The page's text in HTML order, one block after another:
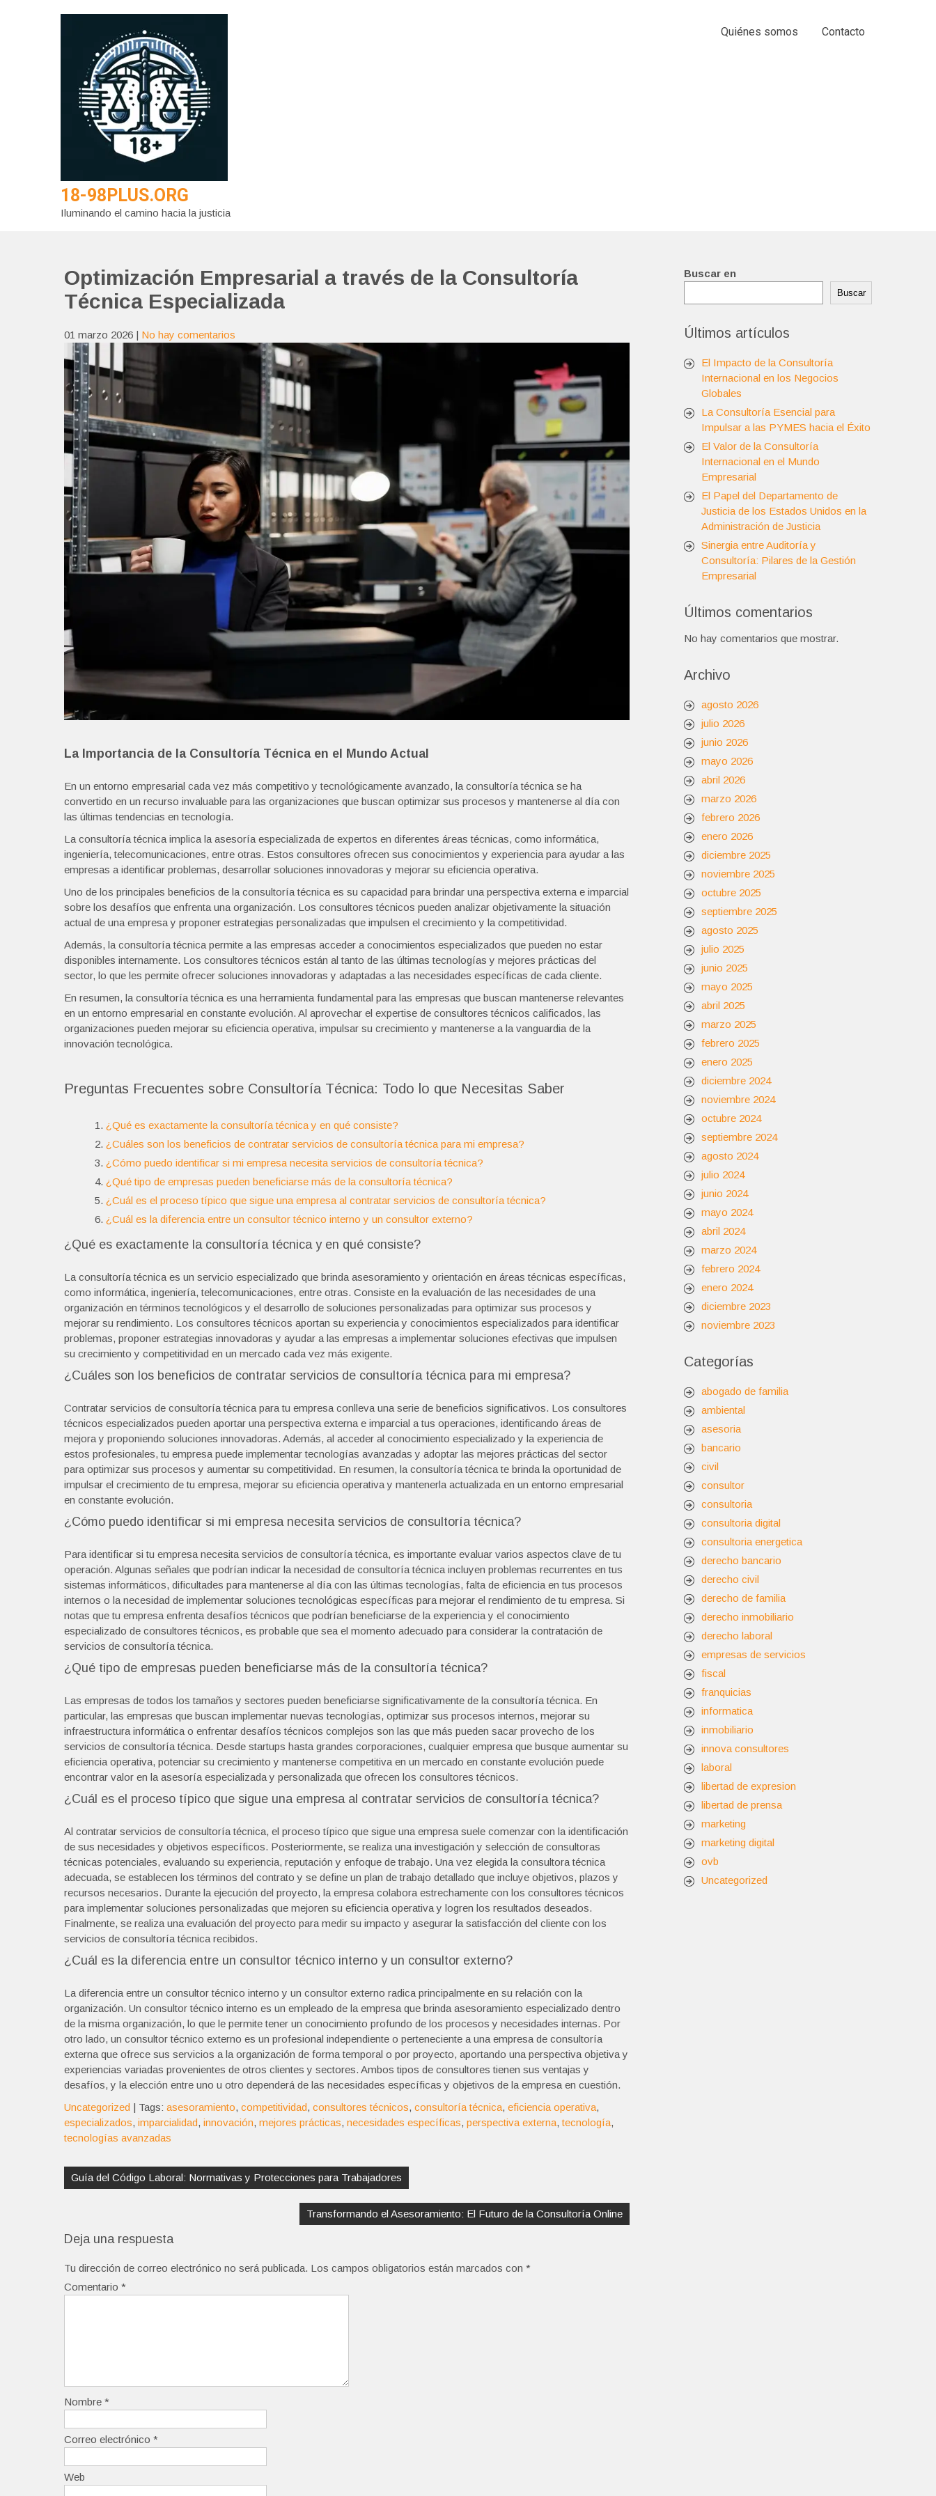
18-98PLUS.ORG
Iluminando el camino hacia la justicia
Quiénes somos Contacto
Optimización Empresarial a través de la Consultoría
Técnica Especializada
01 marzo 2026 | No hay comentarios
La Importancia de la Consultoría Técnica en el Mundo Actual
En un entorno empresarial cada vez más competitivo y tecnológicamente avanzado, la consultoría técnica se ha
convertido en un recurso invaluable para las organizaciones que buscan optimizar sus procesos y mantenerse al día con
las últimas tendencias en tecnología.
La consultoría técnica implica la asesoría especializada de expertos en diferentes áreas técnicas, como informática,
ingeniería, telecomunicaciones, entre otras. Estos consultores ofrecen sus conocimientos y experiencia para ayudar a las
empresas a identificar problemas, desarrollar soluciones innovadoras y mejorar su eficiencia operativa.
Uno de los principales beneficios de la consultoría técnica es su capacidad para brindar una perspectiva externa e imparcial
sobre los desafíos que enfrenta una organización. Los consultores técnicos pueden analizar objetivamente la situación
actual de una empresa y proponer estrategias personalizadas que impulsen el crecimiento y la competitividad.
Además, la consultoría técnica permite a las empresas acceder a conocimientos especializados que pueden no estar
disponibles internamente. Los consultores técnicos están al tanto de las últimas tecnologías y mejores prácticas del
sector, lo que les permite ofrecer soluciones innovadoras y adaptadas a las necesidades específicas de cada cliente.
En resumen, la consultoría técnica es una herramienta fundamental para las empresas que buscan mantenerse relevantes
en un entorno empresarial en constante evolución. Al aprovechar el expertise de consultores técnicos calificados, las
organizaciones pueden mejorar su eficiencia operativa, impulsar su crecimiento y mantenerse a la vanguardia de la
innovación tecnológica.
Preguntas Frecuentes sobre Consultoría Técnica: Todo lo que Necesitas Saber
¿Qué es exactamente la consultoría técnica y en qué consiste?
¿Cuáles son los beneficios de contratar servicios de consultoría técnica para mi empresa?
¿Cómo puedo identificar si mi empresa necesita servicios de consultoría técnica?
¿Qué tipo de empresas pueden beneficiarse más de la consultoría técnica?
¿Cuál es el proceso típico que sigue una empresa al contratar servicios de consultoría técnica?
¿Cuál es la diferencia entre un consultor técnico interno y un consultor externo?
¿Qué es exactamente la consultoría técnica y en qué consiste?
La consultoría técnica es un servicio especializado que brinda asesoramiento y orientación en áreas técnicas específicas,
como informática, ingeniería, telecomunicaciones, entre otras. Consiste en la evaluación de las necesidades de una
organización en términos tecnológicos y el desarrollo de soluciones personalizadas para optimizar sus procesos y
mejorar su rendimiento. Los consultores técnicos aportan su experiencia y conocimientos especializados para identificar
problemas, proponer estrategias innovadoras y ayudar a las empresas a implementar soluciones efectivas que impulsen
su crecimiento y competitividad en un mercado cada vez más exigente.
¿Cuáles son los beneficios de contratar servicios de consultoría técnica para mi empresa?
Contratar servicios de consultoría técnica para tu empresa conlleva una serie de beneficios significativos. Los consultores
técnicos especializados pueden aportar una perspectiva externa e imparcial a tus operaciones, identificando áreas de
mejora y proponiendo soluciones innovadoras. Además, al acceder al conocimiento especializado y la experiencia de
estos profesionales, tu empresa puede implementar tecnologías avanzadas y adoptar las mejores prácticas del sector
para optimizar sus procesos y aumentar su competitividad. En resumen, la consultoría técnica te brinda la oportunidad de
impulsar el crecimiento de tu empresa, mejorar su eficiencia operativa y mantenerla actualizada en un entorno empresarial
en constante evolución.
¿Cómo puedo identificar si mi empresa necesita servicios de consultoría técnica?
Para identificar si tu empresa necesita servicios de consultoría técnica, es importante evaluar varios aspectos clave de tu
operación. Algunas señales que podrían indicar la necesidad de consultoría técnica incluyen problemas recurrentes en tus
sistemas informáticos, dificultades para mantenerse al día con las últimas tecnologías, falta de eficiencia en tus procesos
internos o la necesidad de implementar soluciones tecnológicas específicas para mejorar el rendimiento de tu empresa. Si
notas que tu empresa enfrenta desafíos técnicos que podrían beneficiarse de la experiencia y el conocimiento
especializado de consultores técnicos, es probable que sea el momento adecuado para considerar la contratación de
servicios de consultoría técnica.
¿Qué tipo de empresas pueden beneficiarse más de la consultoría técnica?
Las empresas de todos los tamaños y sectores pueden beneficiarse significativamente de la consultoría técnica. En
particular, las empresas que buscan implementar nuevas tecnologías, optimizar sus procesos internos, mejorar su
infraestructura informática o enfrentar desafíos técnicos complejos son las que más pueden sacar provecho de los
servicios de consultoría técnica. Desde startups hasta grandes corporaciones, cualquier empresa que busque aumentar su
eficiencia operativa, potenciar su crecimiento y mantenerse competitiva en un mercado en constante evolución puede
encontrar valor en la asesoría especializada y personalizada que ofrecen los consultores técnicos.
¿Cuál es el proceso típico que sigue una empresa al contratar servicios de consultoría técnica?
Al contratar servicios de consultoría técnica, el proceso típico que sigue una empresa suele comenzar con la identificación
de sus necesidades y objetivos específicos. Posteriormente, se realiza una investigación y selección de consultoras
técnicas potenciales, evaluando su experiencia, reputación y enfoque de trabajo. Una vez elegida la consultora técnica
adecuada, se establecen los términos del contrato y se define un plan de trabajo detallado que incluye objetivos, plazos y
recursos necesarios. Durante la ejecución del proyecto, la empresa colabora estrechamente con los consultores técnicos
para implementar soluciones personalizadas que mejoren su eficiencia operativa y logren los resultados deseados.
Finalmente, se realiza una evaluación del proyecto para medir su impacto y asegurar la satisfacción del cliente con los
servicios de consultoría técnica recibidos.
¿Cuál es la diferencia entre un consultor técnico interno y un consultor externo?
La diferencia entre un consultor técnico interno y un consultor externo radica principalmente en su relación con la
organización. Un consultor técnico interno es un empleado de la empresa que brinda asesoramiento especializado dentro
de la misma organización, lo que le permite tener un conocimiento profundo de los procesos y necesidades internas. Por
otro lado, un consultor técnico externo es un profesional independiente o perteneciente a una empresa de consultoría
externa que ofrece sus servicios a la organización de forma temporal o por proyecto, aportando una perspectiva objetiva y
experiencias variadas provenientes de otros clientes y sectores. Ambos tipos de consultores tienen sus ventajas y
desafíos, y la elección entre uno u otro dependerá de las necesidades específicas y objetivos de la empresa en cuestión.
Uncategorized | Tags: asesoramiento, competitividad, consultores técnicos, consultoría técnica, eficiencia operativa,
especializados, imparcialidad, innovación, mejores prácticas, necesidades específicas, perspectiva externa,tecnología,
tecnologías avanzadas
de
entradas
Guía del Código Laboral: Normativas y Protecciones para Trabajadores
Transformando el Asesoramiento: El Futuro de la Consultoría Online
Deja una respuesta
Tu dirección de correo electrónico no será publicada. Los campos obligatorios están marcados con *
Comentario *
Nombre *
Correo electrónico *
Web
Buscar en
Buscar
Últimos artículos
El Impacto de la Consultoría
Internacional en los Negocios
Globales
La Consultoría Esencial para
Impulsar a las PYMES hacia el Éxito
El Valor de la Consultoría
Internacional en el Mundo
Empresarial
El Papel del Departamento de
Justicia de los Estados Unidos en la
Administración de Justicia
Sinergia entre Auditoría y
Consultoría: Pilares de la Gestión
Empresarial
Últimos comentarios
No hay comentarios que mostrar.
Archivo
agosto 2026
julio 2026
junio 2026
mayo 2026
abril 2026
marzo 2026
febrero 2026
enero 2026
diciembre 2025
noviembre 2025
octubre 2025
septiembre 2025
agosto 2025
julio 2025
junio 2025
mayo 2025
abril 2025
marzo 2025
febrero 2025
enero 2025
diciembre 2024
noviembre 2024
octubre 2024
septiembre 2024
agosto 2024
julio 2024
junio 2024
mayo 2024
abril 2024
marzo 2024
febrero 2024
enero 2024
diciembre 2023
noviembre 2023
Categorías
abogado de familia
ambiental
asesoria
bancario
civil
consultor
consultoria
consultoria digital
consultoria energetica
derecho bancario
derecho civil
derecho de familia
derecho inmobiliario
derecho laboral
empresas de servicios
fiscal
franquicias
informatica
inmobiliario
innova consultores
laboral
libertad de expresion
libertad de prensa
marketing
marketing digital
ovb
Uncategorized